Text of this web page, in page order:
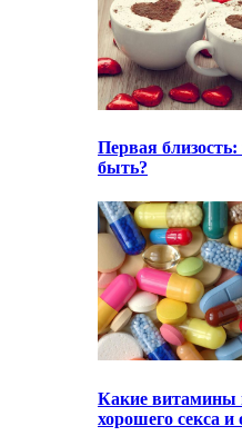
Первая
быть?
Какие витамины
хорошего секса и